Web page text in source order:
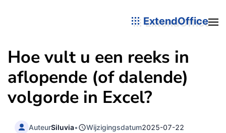
ExtendOffice
Hoe vult u een reeks in
aflopende (of dalende)
volgorde in Excel?
AuteurSiluvia• Wijzigingsdatum2025-07-22